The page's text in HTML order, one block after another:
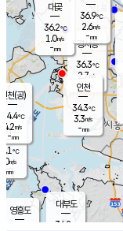
의도
℃
m/s
mm
영흥도
대부도
34.8
경서동
36.3℃
2.7 m/s
-mm
대곶
36.2℃
1.0m/s
-mm
36.9℃
2.6m/s
-mm
인천(공)
34.4℃
4.2m/s
-mm
인천
34.3℃
3.3m/s
-mm